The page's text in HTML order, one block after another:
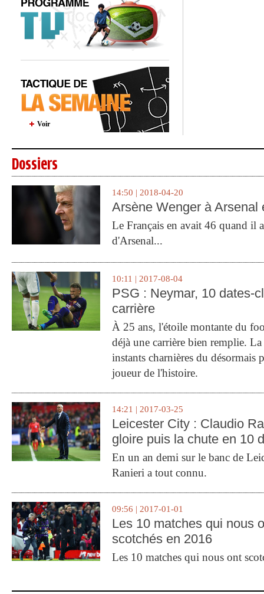
Voir
Dossiers
14:50 | 2018-04-20
Arsène Wenger à Arsenal
Le Français en avait 46 quand il
d'Arsenal...
10:11 | 2017-08-04
PSG : Neymar, 10 dates-
carrière
À 25 ans, l'étoile montante du
déjà une carrière bien remplie.
instants charnières du désormais
joueur de l'histoire.
14:21 | 2017-03-25
Leicester City : Claudio
gloire puis la chute en 10
En un an demi sur le banc de
Ranieri a tout connu.
09:56 | 2017-01-01
Les 10 matches qui nous
scotchés en 2016
Les 10 matches qui nous ont